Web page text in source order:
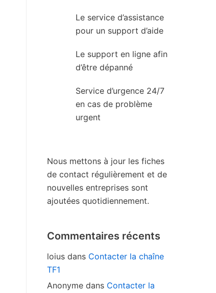
Le service d’assistance
pour un support d’aide
Le support en ligne afin
d’être dépanné
Service d’urgence 24/7
en cas de problème
urgent
Nous mettons à jour les fiches
de contact régulièrement et de
nouvelles entreprises sont
ajoutées quotidiennement.
Commentaires récents
loius dans Contacter la chaîne
TF1
Anonyme dans Contacter la